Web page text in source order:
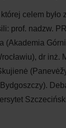
celem
prof. nadzw.
(Akademia
dr inż.
Bydgoszczy).